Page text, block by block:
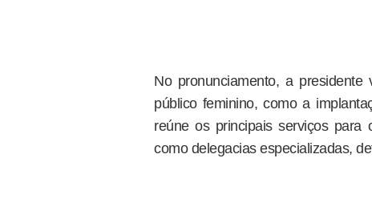
No pronunciamento, a
público feminino, como a
reúne os principais serviços para
como delegacias especializadas,